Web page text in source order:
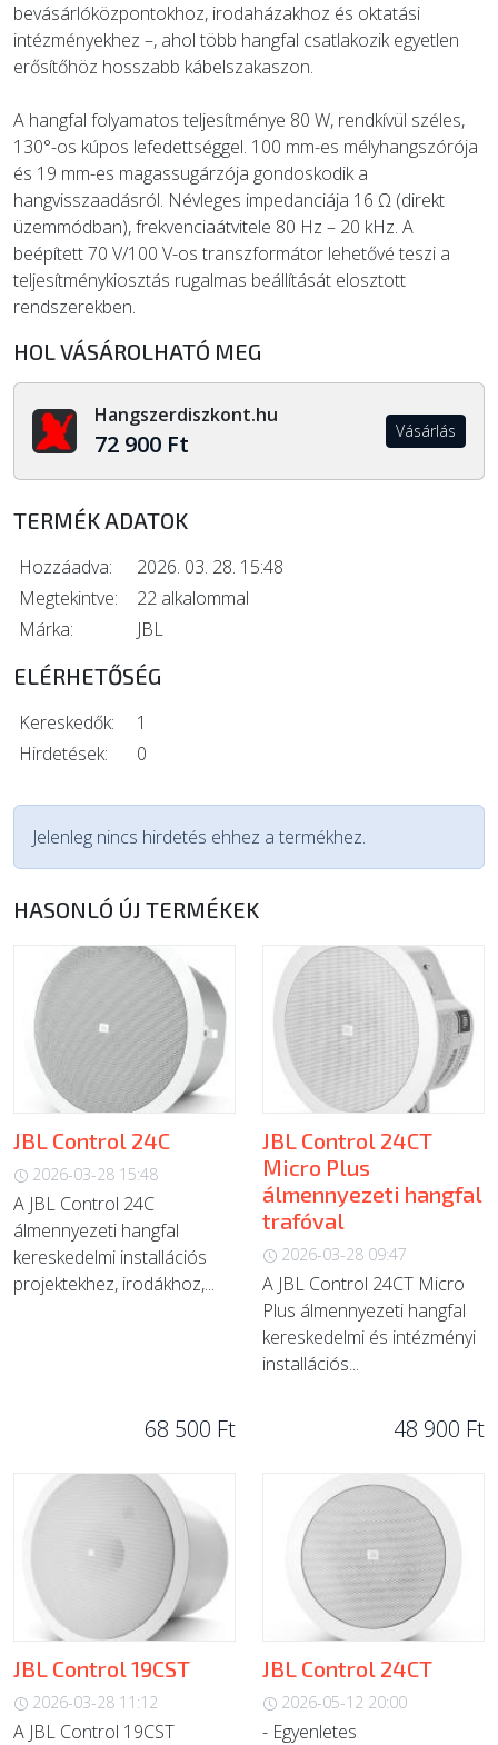
bevásárlóközpontokhoz, irodaházakhoz és oktatási
intézményekhez –, ahol több hangfal csatlakozik egyetlen
erősítőhöz hosszabb kábelszakaszon.
A hangfal folyamatos teljesítménye 80 W, rendkívül széles,
130°-os kúpos lefedettséggel. 100 mm-es mélyhangszórója
és 19 mm-es magassugárzója gondoskodik a
hangvisszaadásról. Névleges impedanciája 16 Ω (direkt
üzemmódban), frekvenciaátvitele 80 Hz – 20 kHz. A
beépített 70 V/100 V-os transzformátor lehetővé teszi a
teljesítménykiosztás rugalmas beállítását elosztott
rendszerekben.
HOL VÁSÁROLHATÓ MEG
Hangszerdiszkont.hu
72 900 Ft Vásárlás
TERMÉK ADATOK
Hozzáadva:
2026. 03. 28. 15:48
Megtekintve:
22 alkalommal
Márka:
JBL
ELÉRHETŐSÉG
Kereskedők:
1
Hirdetések:
0
Jelenleg nincs hirdetés ehhez a termékhez.
HASONLÓ ÚJ TERMÉKEK
JBL Control 24C
2026-03-28 15:48
A JBL Control 24C
álmennyezeti hangfal
kereskedelmi installációs
projektekhez, irodákhoz,...
68 500 Ft
JBL Control 24CT
Micro Plus
álmennyezeti hangfal
trafóval
2026-03-28 09:47
A JBL Control 24CT Micro
Plus álmennyezeti hangfal
kereskedelmi és intézményi
installációs...
48 900 Ft
JBL Control 19CST
2026-03-28 11:12
A JBL Control 19CST
JBL Control 24CT
2026-05-12 20:00
- Egyenletes